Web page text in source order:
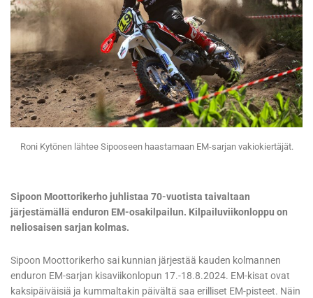
Roni Kytönen lähtee Sipooseen haastamaan EM-sarjan vakiokiertäjät.
Sipoon Moottorikerho juhlistaa 70-vuotista taivaltaan
järjestämällä enduron EM-osakilpailun. Kilpailuviikonloppu on
neliosaisen sarjan kolmas.
Sipoon Moottorikerho sai kunnian järjestää kauden kolmannen
enduron EM-sarjan kisaviikonlopun 17.-18.8.2024. EM-kisat ovat
kaksipäiväisiä ja kummaltakin päivältä saa erilliset EM-pisteet. Näin